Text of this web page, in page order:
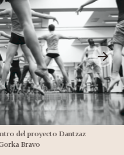
del proyecto Dantzaz
Bravo